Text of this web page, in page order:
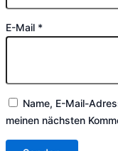
E-Mail *
Name, E-Mail-
meinen nächsten